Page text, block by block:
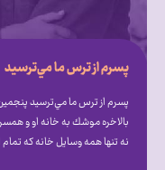
پسرم از ترس ما مي‌ترسيد
پسرم از ترس ما مي‌ترسيد
بالاخره موشك به خانه او و
نه تنها همه وسايل خانه كه